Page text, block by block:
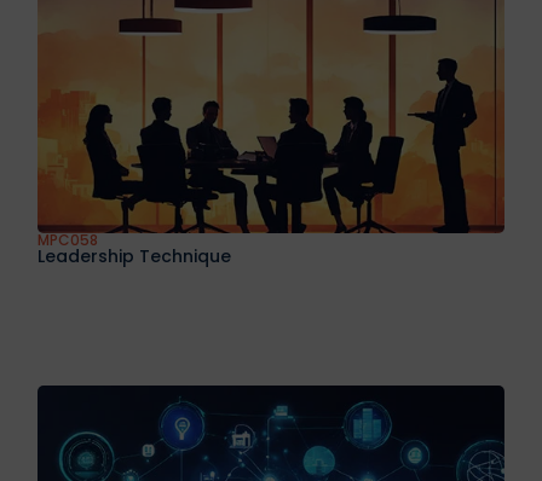
MPC058
Leadership Technique